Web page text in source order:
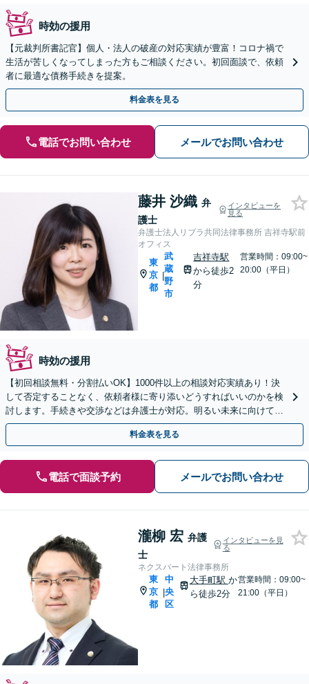
時効の援用
【元裁判所書記官】個人・法人の破産の対応実績が豊富！コロナ禍で
生活が苦しくなってしまった方もご相談ください。初回面談で、依頼
者に最適な債務手続きを提案。
料金表を見る
電話でお問い合わせ メールでお問い合わせ
藤井 沙織 弁
護士
インタビューを
見る
弁護士法人リブラ共同法律事務所 吉祥寺駅前
オフィス
東
京
都
|
武
蔵
野
市
吉祥寺駅
から徒歩2
分
営業時間：09:00~
20:00（平日）
時効の援用
【初回相談無料・分割払いOK】1000件以上の相談対応実績あり！決
して否定することなく、依頼者様に寄り添いどうすればいいのかを検
討します。手続きや交渉などは弁護士が対応。明るい未来に向けて一
緒に頑張りましょう【休日・夜間相談可】【完全個室】
料金表を見る
電話で面談予約 メールでお問い合わせ
瀧柳 宏 弁護
士
インタビューを見
る
ネクスパート法律事務所
東
京
都
|
中
央
区
大手町駅 か
ら徒歩2分
営業時間：09:00~
21:00（平日）